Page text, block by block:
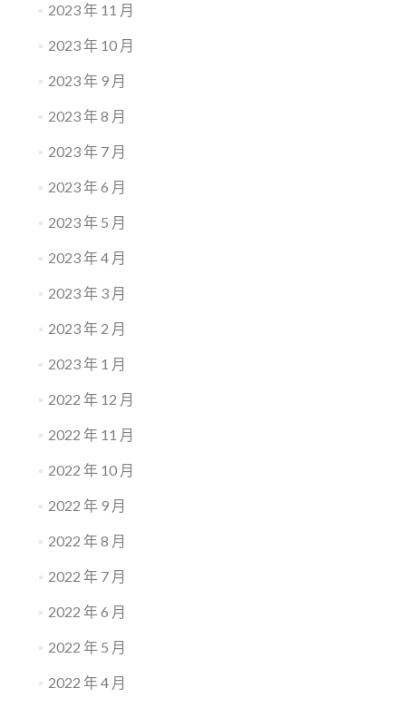
2023 年 11 月
2023 年 10 月
2023 年 9 月
2023 年 8 月
2023 年 7 月
2023 年 6 月
2023 年 5 月
2023 年 4 月
2023 年 3 月
2023 年 2 月
2023 年 1 月
2022 年 12 月
2022 年 11 月
2022 年 10 月
2022 年 9 月
2022 年 8 月
2022 年 7 月
2022 年 6 月
2022 年 5 月
2022 年 4 月